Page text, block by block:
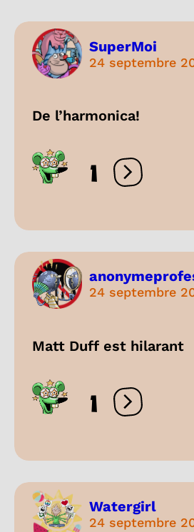
SuperMoi
24 septembre
De l’harmonica!
1 Ouvrir les
24 septembre
Matt Duff est hilarant
1 Ouvrir les
Watergirl
24 septembre